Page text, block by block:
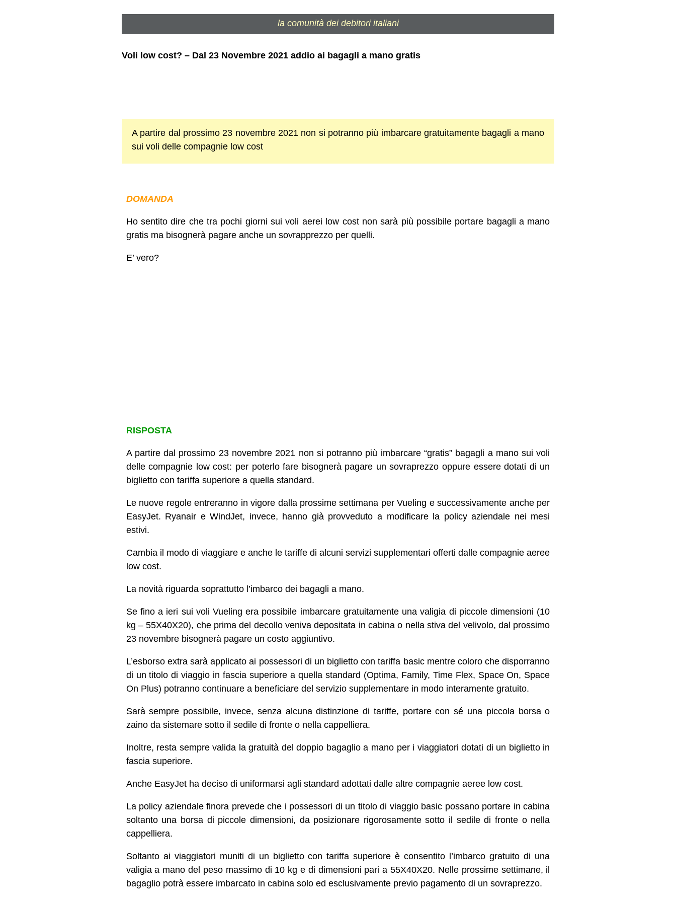
la comunità dei debitori italiani
Voli low cost? – Dal 23 Novembre 2021 addio ai bagagli a mano gratis
A partire dal prossimo 23 novembre 2021 non si potranno più imbarcare gratuitamente bagagli a mano
sui voli delle compagnie low cost
DOMANDA
Ho sentito dire che tra pochi giorni sui voli aerei low cost non sarà più possibile portare bagagli a mano
gratis ma bisognerà pagare anche un sovrapprezzo per quelli.
E’ vero?
RISPOSTA
A partire dal prossimo 23 novembre 2021 non si potranno più imbarcare “gratis” bagagli a mano sui voli
delle compagnie low cost: per poterlo fare bisognerà pagare un sovraprezzo oppure essere dotati di un
biglietto con tariffa superiore a quella standard.
Le nuove regole entreranno in vigore dalla prossime settimana per Vueling e successivamente anche per
EasyJet. Ryanair e WindJet, invece, hanno già provveduto a modificare la policy aziendale nei mesi
estivi.
Cambia il modo di viaggiare e anche le tariffe di alcuni servizi supplementari offerti dalle compagnie aeree
low cost.
La novità riguarda soprattutto l’imbarco dei bagagli a mano.
Se fino a ieri sui voli Vueling era possibile imbarcare gratuitamente una valigia di piccole dimensioni (10
kg – 55X40X20), che prima del decollo veniva depositata in cabina o nella stiva del velivolo, dal prossimo
23 novembre bisognerà pagare un costo aggiuntivo.
L’esborso extra sarà applicato ai possessori di un biglietto con tariffa basic mentre coloro che disporranno
di un titolo di viaggio in fascia superiore a quella standard (Optima, Family, Time Flex, Space On, Space
On Plus) potranno continuare a beneficiare del servizio supplementare in modo interamente gratuito.
Sarà sempre possibile, invece, senza alcuna distinzione di tariffe, portare con sé una piccola borsa o
zaino da sistemare sotto il sedile di fronte o nella cappelliera.
Inoltre, resta sempre valida la gratuità del doppio bagaglio a mano per i viaggiatori dotati di un biglietto in
fascia superiore.
Anche EasyJet ha deciso di uniformarsi agli standard adottati dalle altre compagnie aeree low cost.
La policy aziendale finora prevede che i possessori di un titolo di viaggio basic possano portare in cabina
soltanto una borsa di piccole dimensioni, da posizionare rigorosamente sotto il sedile di fronte o nella
cappelliera.
Soltanto ai viaggiatori muniti di un biglietto con tariffa superiore è consentito l’imbarco gratuito di una
valigia a mano del peso massimo di 10 kg e di dimensioni pari a 55X40X20. Nelle prossime settimane, il
bagaglio potrà essere imbarcato in cabina solo ed esclusivamente previo pagamento di un sovraprezzo.